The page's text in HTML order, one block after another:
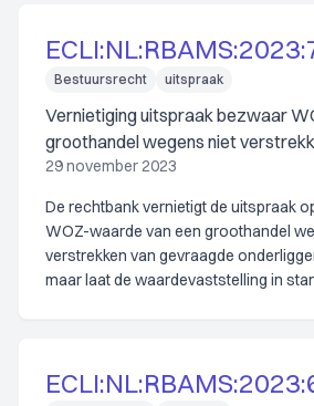
Bestuursrecht uitspraak
Vernietiging uitspraak bezwaar
groothandel wegens niet
29 november 2023
De rechtbank vernietigt de uitspraak
WOZ-waarde van een groothandel
verstrekken van gevraagde
maar laat de waardevaststelling in